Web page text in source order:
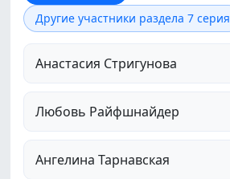
Другие участники раздела 7 серия
Анастасия Стригунова
Любовь Райфшнайдер
Ангелина Тарнавская